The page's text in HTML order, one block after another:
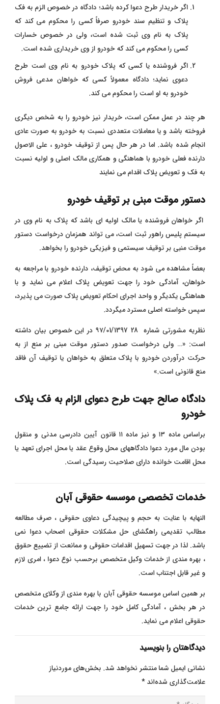
اگر خریدار طرح دعوا کرده باشد؛ دادگاه در خصوص الزم به فک
پلاک و تنظیم سند خودرو صرفاً کسی را محکوم می کند که
پلاک به نام وی ثبت شده است، ولی در خصوص خسارات
کسی را محکوم می کند که خودرو از وی خریداری شده است.
اگر فروشنده یا کسی که پلاک خودرو به نام وی است طرح
دعوی نماید؛ دادگاه معمولاً کسی که خواهان مدعی فروش
خودرو به او است را محکوم می کند.
هر چند در عمل ممکن است، خریدار نیز خودرو را به شخص دیگری
فروخته باشد و یا معاملات متعددی نسبت به خودرو به صورت عادی
انجام شده باشد. اما در هر حال پس از توقیف خودرو ، على الاصول
دارنده فعلی خودرو با هماهنگی و همکاری مالک اصلی و اولیه نسبت
به فک و تعویض پلاک اقدام می نمایند
دستور موقت مبنی بر توقیف خودرو
اگر خواهان فروشنده یا مالک اولیه ای باشد که پلاک به نام وی در
سیستم پلیس راهور ثبت است، می تواند همزمان درخواست دستور
موقت منبی بر توقیف سیستمی و فیزیکی خودرو را بخواهد.
بعضاً مشاهده می شود به محض توقیف، دارنده خودرو با مراجعه به
خواهان، آمادگی خود را جهت تعویض پلاک اعلام می نماید و با
هماهنگی یکدیگر و واحد اجرای احکام تعویض پلاک صورت می پذیرد،
سپس خواسته اصلی مسترد میگردد.
نظریه مشورتی شماره 28 ۹۷/01/1397 در این خصوص بیان داشته
است: «… ولی درخواست صدور دستور موقت مبنی بر منع از به
حرکت درآوردن خودرو با پلاک متعلق به خواهان یا توقیف آن فاقد
منع قانونی است.»
دادگاه صالح جهت طرح دعوای الزام به فک پلاک
خودرو
براساس ماده ۱۳ و نیز ماده ۱۱ قانون آیین دادرسی مدنی و منقول
بودن مال مورد دعوا دادگاههای محل وقوع عقد یا محل اجرای تعهد یا
محل اقامت خوانده دارای صلاحیت رسیدگی است.
خدمات تخصصی موسسه حقوقی آبان
النهایه با عنایت به حجم و پیچیدگی دعاوی حقوقی ، صرف مطالعه
مطالب تقدیمی راهگشای حل مشکلات حقوقی اصحاب دعوا نمی
باشد. لذا در جهت تسهیل اقدامات حقوقی و ممانعت از تضییع حقوق
، بهره مندی از خدمات وکیل متخصص برحسب نوع دعوا ، امری لازم
و غیر قابل اجتناب است.
بر همین اساس موسسه حقوقی آبان با بهره مندی از وکلای متخصص
در هر بخش ، آمادگی کامل خود را جهت ارائه جامع ترین خدمات
حقوقی اعلام می نماید.
دیدگاهتان را بنویسید
نشانی ایمیل شما منتشر نخواهد شد. بخش‌های موردنیاز
علامت‌گذاری شده‌اند*